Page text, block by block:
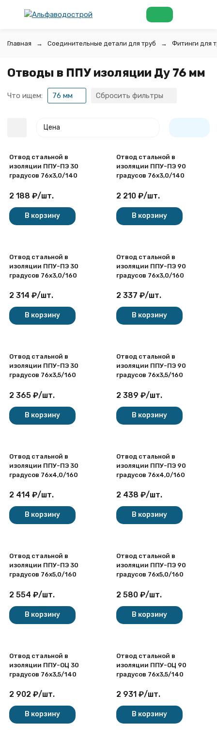
Главная Соединительные детали для труб Фитинги для
Отводы в ППУ изоляции Ду 76 мм
Что ищем: 76 мм Сбросить фильтры
Цена
Отвод стальной в
изоляции ППУ-ПЭ 30
градусов 76х3,0/140
2 188 ₽/шт.
В корзину
Отвод стальной в
изоляции ППУ-ПЭ 90
градусов 76х3,0/140
2 210 ₽/шт.
В корзину
Отвод стальной в
изоляции ППУ-ПЭ 30
градусов 76х3,0/160
2 314 ₽/шт.
В корзину
Отвод стальной в
изоляции ППУ-ПЭ 90
градусов 76х3,0/160
2 337 ₽/шт.
В корзину
Отвод стальной в
изоляции ППУ-ПЭ 30
градусов 76х3,5/160
2 365 ₽/шт.
В корзину
Отвод стальной в
изоляции ППУ-ПЭ 90
градусов 76х3,5/160
2 389 ₽/шт.
В корзину
Отвод стальной в
изоляции ППУ-ПЭ 30
градусов 76х4,0/160
2 414 ₽/шт.
В корзину
Отвод стальной в
изоляции ППУ-ПЭ 90
градусов 76х4,0/160
2 438 ₽/шт.
В корзину
Отвод стальной в
изоляции ППУ-ПЭ 30
градусов 76х5,0/160
2 554 ₽/шт.
В корзину
Отвод стальной в
изоляции ППУ-ПЭ 90
градусов 76х5,0/160
2 580 ₽/шт.
В корзину
Отвод стальной в
изоляции ППУ-ОЦ 30
градусов 76х3,5/140
2 902 ₽/шт.
В корзину
Отвод стальной в
изоляции ППУ-ОЦ 90
градусов 76х3,5/140
2 931 ₽/шт.
В корзину